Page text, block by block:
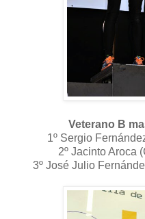
Veterano B
1º Sergio
2º Jacinto Aroca
3º José Julio